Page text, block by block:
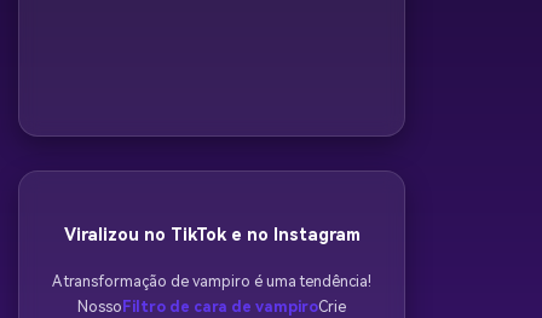
Viralizou no TikTok e no Instagram
A transformação de vampiro é uma tendência!
Nosso Filtro de cara de vampiroCrie